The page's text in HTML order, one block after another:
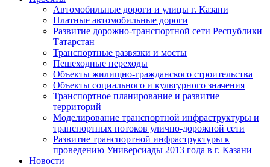
Автомобильные дороги и улицы г. Казани
Платные автомобильные дороги
Развитие дорожно-транспортной сети Республики
Татарстан
Транспортные развязки и мосты
Пешеходные переходы
Объекты жилищно-гражданского строительства
Объекты социального и культурного значения
Транспортное планирование и развитие
территорий
Моделирование транспортной инфраструктуры и
транспортных потоков улично-дорожной сети
Развитие транспортной инфраструктуры к
проведению Универсиады 2013 года в г. Казани
Новости